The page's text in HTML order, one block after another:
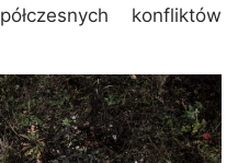
konfliktów